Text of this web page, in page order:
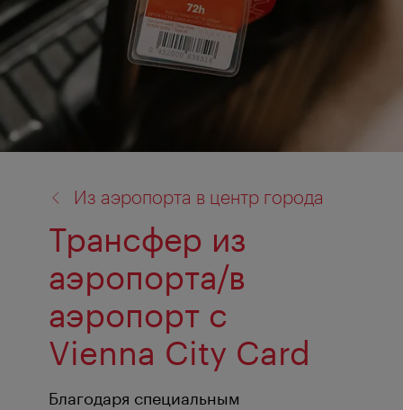
Из аэропорта в центр города
Трансфер из
аэропорта/в
аэропорт с
Vienna City Card
Благодаря специальным